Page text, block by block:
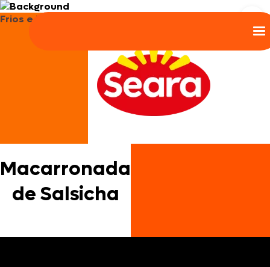
Frios e Embutidos
Macarronada
de Salsicha